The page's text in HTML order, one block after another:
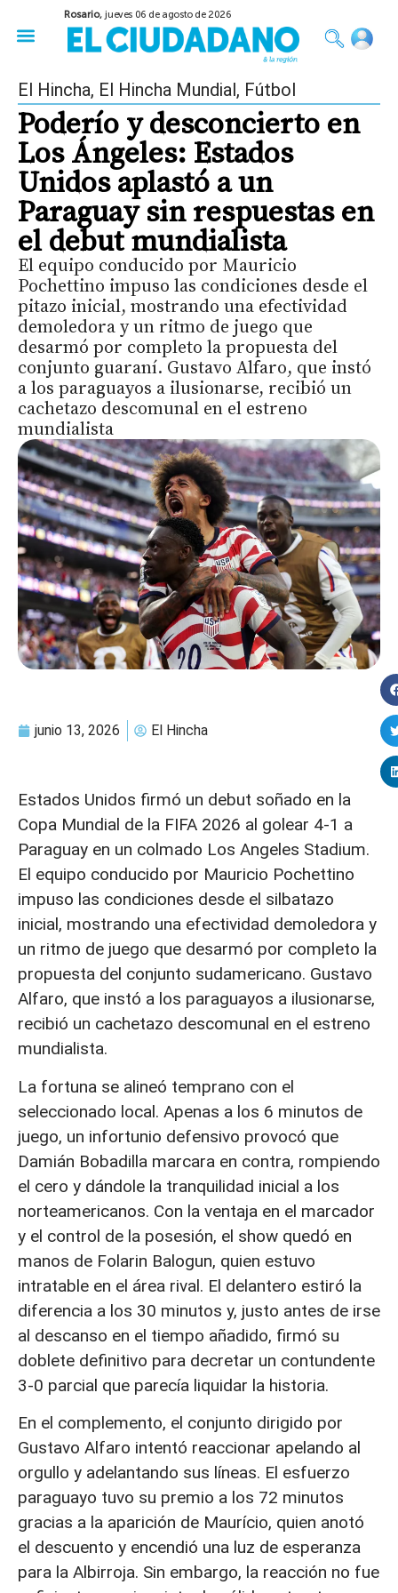
Rosario,jueves 06 de agosto de 2026
El Hincha, El Hincha Mundial, Fútbol
Poderío y desconcierto en
Los Ángeles: Estados
Unidos aplastó a un
Paraguay sin respuestas en
el debut mundialista
El equipo conducido por Mauricio
Pochettino impuso las condiciones desde el
pitazo inicial, mostrando una efectividad
demoledora y un ritmo de juego que
desarmó por completo la propuesta del
conjunto guaraní. Gustavo Alfaro, que instó
a los paraguayos a ilusionarse, recibió un
cachetazo descomunal en el estreno
mundialista
junio 13, 2026 El Hincha
Estados Unidos firmó un debut soñado en la
Copa Mundial de la FIFA 2026 al golear 4-1 a
Paraguay en un colmado Los Angeles Stadium.
El equipo conducido por Mauricio Pochettino
impuso las condiciones desde el silbatazo
inicial, mostrando una efectividad demoledora y
un ritmo de juego que desarmó por completo la
propuesta del conjunto sudamericano. Gustavo
Alfaro, que instó a los paraguayos a ilusionarse,
recibió un cachetazo descomunal en el estreno
mundialista.
La fortuna se alineó temprano con el
seleccionado local. Apenas a los 6 minutos de
juego, un infortunio defensivo provocó que
Damián Bobadilla marcara en contra, rompiendo
el cero y dándole la tranquilidad inicial a los
norteamericanos. Con la ventaja en el marcador
y el control de la posesión, el show quedó en
manos de Folarin Balogun, quien estuvo
intratable en el área rival. El delantero estiró la
diferencia a los 30 minutos y, justo antes de irse
al descanso en el tiempo añadido, firmó su
doblete definitivo para decretar un contundente
3-0 parcial que parecía liquidar la historia.
En el complemento, el conjunto dirigido por
Gustavo Alfaro intentó reaccionar apelando al
orgullo y adelantando sus líneas. El esfuerzo
paraguayo tuvo su premio a los 72 minutos
gracias a la aparición de Maurício, quien anotó
el descuento y encendió una luz de esperanza
para la Albirroja. Sin embargo, la reacción no fue